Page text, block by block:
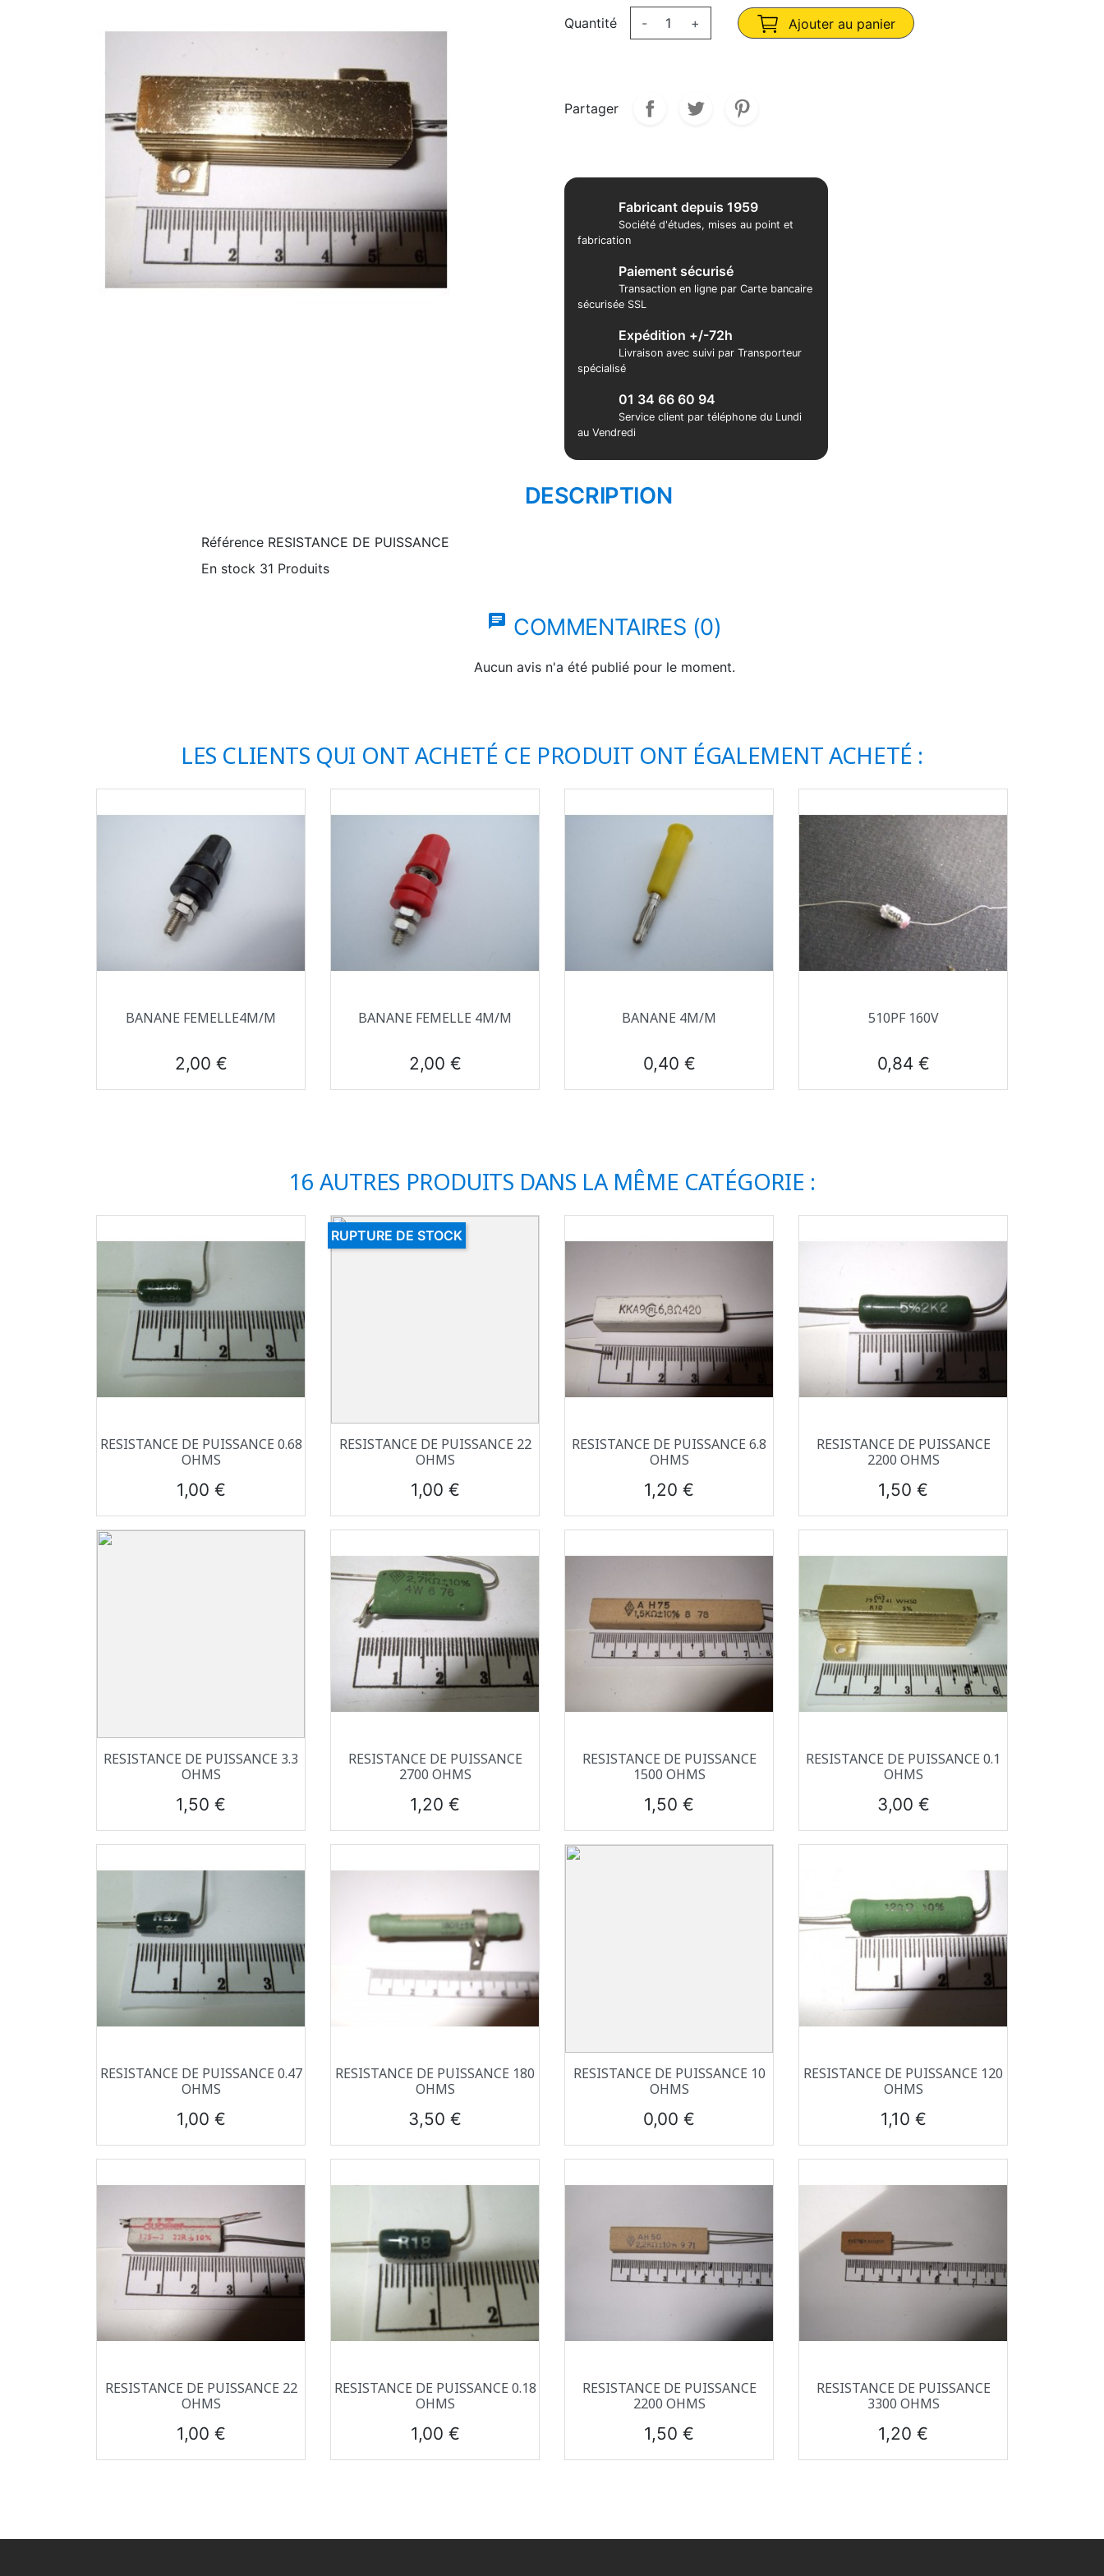
Quantité - + Ajouter au panier
Partager
Fabricant depuis 1959
Société d'études, mises au point et
fabrication
Paiement sécurisé
Transaction en ligne par Carte bancaire
sécurisée SSL
Expédition +/-72h
Livraison avec suivi par Transporteur
spécialisé
01 34 66 60 94
Service client par téléphone du Lundi
au Vendredi
DESCRIPTION
Référence RESISTANCE DE PUISSANCE
En stock 31 Produits
chat COMMENTAIRES (0)
Aucun avis n'a été publié pour le moment.
LES CLIENTS QUI ONT ACHETÉ CE PRODUIT ONT ÉGALEMENT ACHETÉ :
Aperçu rapide
BANANE FEMELLE4M/M
Prix
2,00 €
Aperçu rapide
BANANE FEMELLE 4M/M
Prix
2,00 €
Aperçu rapide
BANANE 4M/M
Prix
0,40 €
Aperçu rapide
510PF 160V
Prix
0,84 €
16 AUTRES PRODUITS DANS LA MÊME CATÉGORIE :
Aperçu rapide
RESISTANCE DE PUISSANCE 0.68
OHMS
Prix
1,00 €
Aperçu rapide
RESISTANCE DE PUISSANCE 22
OHMS
Prix
1,00 €
RUPTURE DE STOCK
Aperçu rapide
RESISTANCE DE PUISSANCE 6.8
OHMS
Prix
1,20 €
 Aperçu rapide
RESISTANCE DE PUISSANCE
2200 OHMS
Prix
1,50 €
Aperçu rapide
RESISTANCE DE PUISSANCE 3.3
OHMS
Prix
1,50 €
 Aperçu rapide
RESISTANCE DE PUISSANCE
2700 OHMS
Prix
1,20 €
 Aperçu rapide
RESISTANCE DE PUISSANCE
1500 OHMS
Prix
1,50 €
Aperçu rapide
RESISTANCE DE PUISSANCE 0.1
OHMS
Prix
3,00 €
Aperçu rapide
RESISTANCE DE PUISSANCE 0.47
OHMS
Prix
1,00 €
Aperçu rapide
RESISTANCE DE PUISSANCE 180
OHMS
Prix
3,50 €
Aperçu rapide
RESISTANCE DE PUISSANCE 10
OHMS
Prix
0,00 €
Aperçu rapide
RESISTANCE DE PUISSANCE 120
OHMS
Prix
1,10 €
Aperçu rapide
RESISTANCE DE PUISSANCE 22
OHMS
Prix
1,00 €
Aperçu rapide
RESISTANCE DE PUISSANCE 0.18
OHMS
Prix
1,00 €
 Aperçu rapide
RESISTANCE DE PUISSANCE
2200 OHMS
Prix
1,50 €
 Aperçu rapide
RESISTANCE DE PUISSANCE
3300 OHMS
Prix
1,20 €